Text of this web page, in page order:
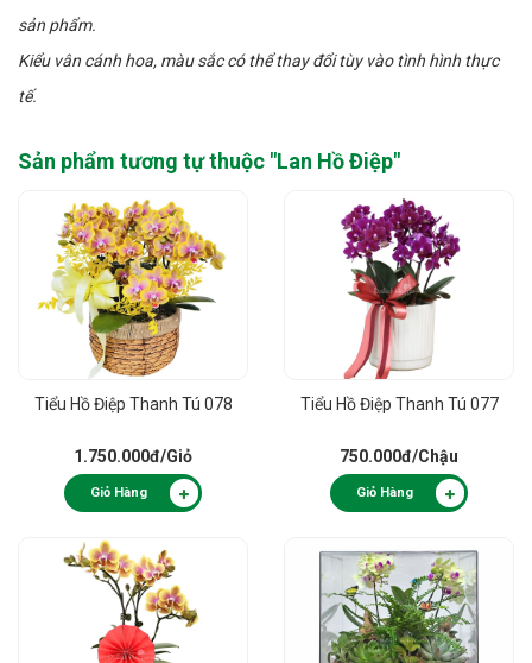
sản phẩm.
Kiểu vân cánh hoa, màu sắc có thể thay đổi tùy vào tình hình thực
tế.
Sản phẩm tương tự thuộc "Lan Hồ Điệp"
Tiểu Hồ Điệp Thanh Tú 078
1.750.000đ/Giỏ
Giỏ Hàng
Tiểu Hồ Điệp Thanh Tú 077
750.000đ/Chậu
Giỏ Hàng